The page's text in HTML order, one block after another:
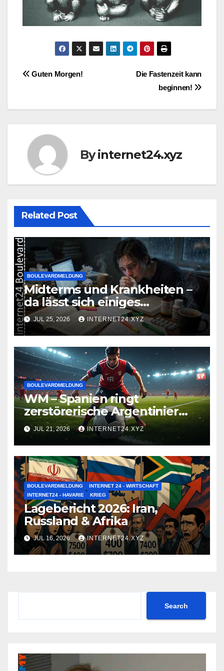
Post
Die Fastenzeit kann
beginnen!
Guten Morgen!
Byinternet24.xyz
Related Post
BOULEVARDMELDUNG
Midterms und Krankheiten –
da lässt sich einiges
zusammenbrauen!
JUL 25, 2026 INTERNET24.XYZ
BOULEVARDMELDUNG
WM – Spanien ringt
zerstörerische Argentinier
nieder
JUL 21, 2026 INTERNET24.XYZ
BOULEVARDMELDUNG
INTERNET 24 - WIRTSCHAFT
INTERNET24 - HAVARIE
KRIEG
Lagebericht 2026: Iran,
Russland & Afrika
JUL 16, 2026 INTERNET24.XYZ
Search